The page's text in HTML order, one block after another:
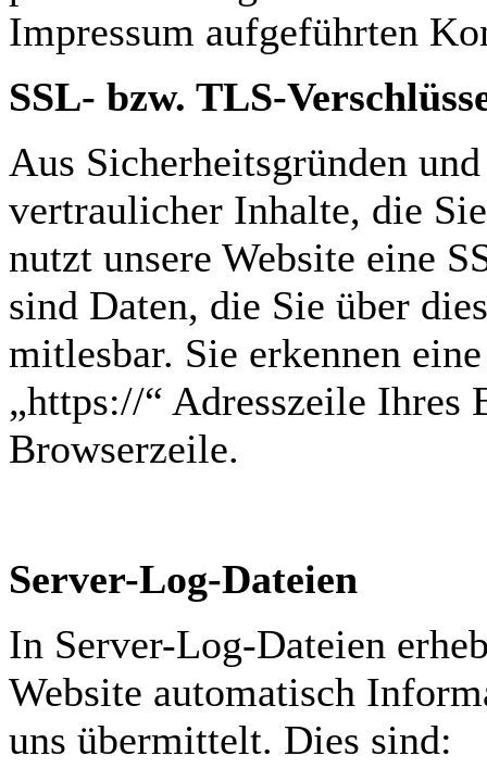
Impressum aufgeführten
SSL- bzw. TLS-
Aus Sicherheitsgründen
vertraulicher Inhalte, die
nutzt unsere Website eine
sind Daten, die Sie über
mitlesbar. Sie erkennen
„https://“ Adresszeile Ihres
Browserzeile.
Server-Log-Dateien
In Server-Log-Dateien
Website automatisch
uns übermittelt. Dies sind: